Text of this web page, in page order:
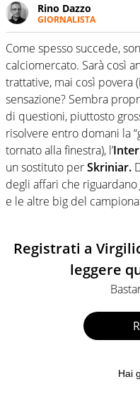
Rino Dazzo
GIORNALISTA
Se mai ci fosse
una nicchia di
una svista arbitrale
curve
Come spesso succede,
calciomercato. Sarà così
trattative, mai così povera
sensazione? Sembra
di questioni, piuttosto
risolvere entro domani la
tornato alla finestra), l’Inter
un sostituto perSkriniar.
degli affari che riguardano
e le altre big del
Registrati a
leggere
Hai